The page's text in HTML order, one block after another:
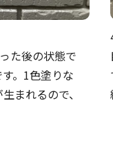
た後の状態で
。1色塗りな
まれるので、